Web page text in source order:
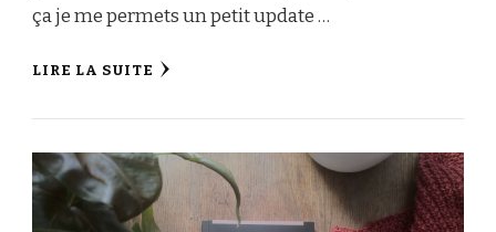
ça je me permets un petit update …
LIRE LA SUITE